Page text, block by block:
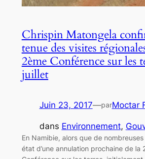
Chrispin Matongela
tenue des visites
2ème Conférence sur les
juillet
Juin 23, 2017—parMoctar
dans Environnement,
En Namibie, alors que de
état d’une annulation prochaine de la